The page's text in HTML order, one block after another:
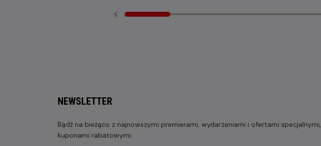
NEWSLETTER
Bądź na bieżąco z najnowszymi premierami, wydarzeniami i ofertami specjalnymi,
kuponami rabatowymi